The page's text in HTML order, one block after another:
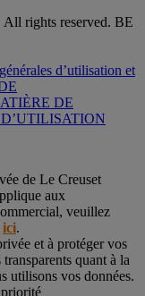
rights reserved. BE
d’utilisation et
DE
de Le Creuset
aux
veuillez
ici.
et à protéger vos
quant à la
utilisons vos données.